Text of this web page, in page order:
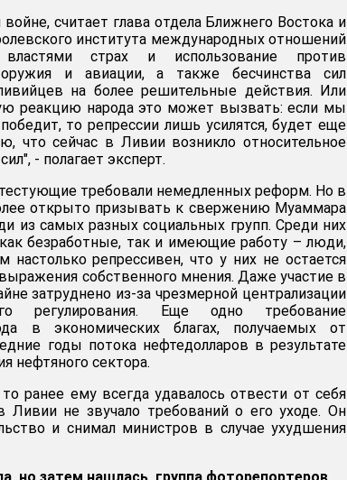
считает глава отдела Ближнего Востока и
института международных отношений
страх и использование против
оружия и авиации, а также бесчинства сил
на более решительные действия. Или
реакцию народа это может вызвать: если мы
то репрессии лишь усилятся, будет еще
что сейчас в Ливии возникло относительное
- полагает эксперт.
требовали немедленных реформ. Но в
открыто призывать к свержению Муаммара
из самых разных социальных групп. Среди них
безработные, так и имеющие работу – люди,
репрессивен, что у них не остается
собственного мнения. Даже участие в
затруднено из-за чрезмерной централизации
регулирования. Еще одно требование
в экономических благах, получаемых от
годы потока нефтедолларов в результате
нефтяного сектора.
ранее ему всегда удавалось отвести от себя
Ливии не звучало требований о его уходе. Он
и снимал министров в случае ухудшения